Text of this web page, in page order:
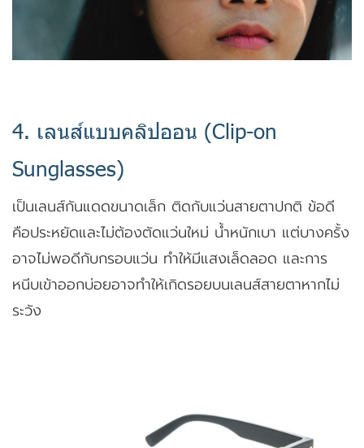
4. เลนส์แบบคลิปออน (Clip-on
Sunglasses)
เป็นเลนส์กันแดดขนาดเล็ก ติดกับแว่นสายตาปกติ ข้อดี
คือประหยัดและไม่ต้องตัดแว่นใหม่ น้ำหนักเบา แต่บางครั้ง
อาจไม่พอดีกับกรอบแว่น ทำให้มีแสงเล็ดลอด และการ
หนีบเข้าออกบ่อยอาจทำให้เกิดรอยบนเลนส์สายตาหากไม่
ระวัง